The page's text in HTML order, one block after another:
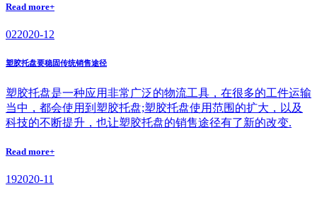
Read more+
022020-12
塑胶托盘要稳固传统销售途径
塑胶托盘是一种应用非常广泛的物流工具，在很多的工件运输
当中，都会使用到塑胶托盘;塑胶托盘使用范围的扩大，以及
科技的不断提升，也让塑胶托盘的销售途径有了新的改变.
Read more+
192020-11